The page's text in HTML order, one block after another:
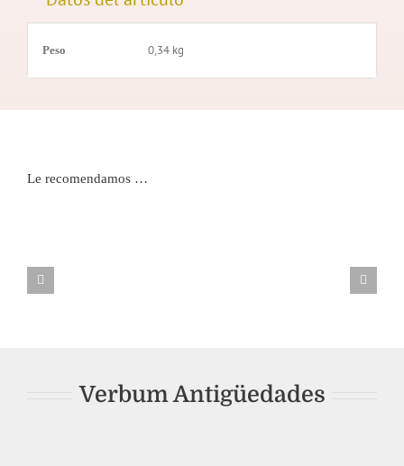
Peso 0,34 kg
Le recomendamos …
Verbum Antigüedades